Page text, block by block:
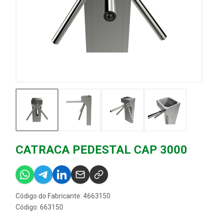
CATRACA PEDESTAL CAP 3000
Código do Fabricante: 4663150
Código: 663150